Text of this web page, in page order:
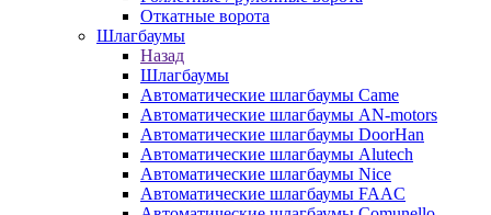
Откатные ворота
Шлагбаумы
Назад
Шлагбаумы
Автоматические шлагбаумы Came
Автоматические шлагбаумы AN-motors
Автоматические шлагбаумы DoorHan
Автоматические шлагбаумы Alutech
Автоматические шлагбаумы Nice
Автоматические шлагбаумы FAAC